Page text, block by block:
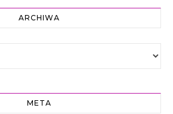
ARCHIWA
META